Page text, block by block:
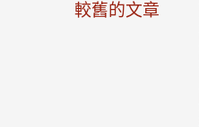
較舊的文章